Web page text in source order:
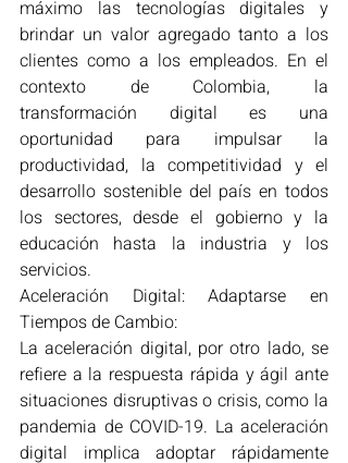
máximo las tecnologías digitales y
brindar un valor agregado tanto a los
clientes como a los empleados. En el
contexto de Colombia, la
transformación digital es una
oportunidad para impulsar la
productividad, la competitividad y el
desarrollo sostenible del país en todos
los sectores, desde el gobierno y la
educación hasta la industria y los
servicios.
Aceleración Digital: Adaptarse en
Tiempos de Cambio:
La aceleración digital, por otro lado, se
refiere a la respuesta rápida y ágil ante
situaciones disruptivas o crisis, como la
pandemia de COVID-19. La aceleración
digital implica adoptar rápidamente